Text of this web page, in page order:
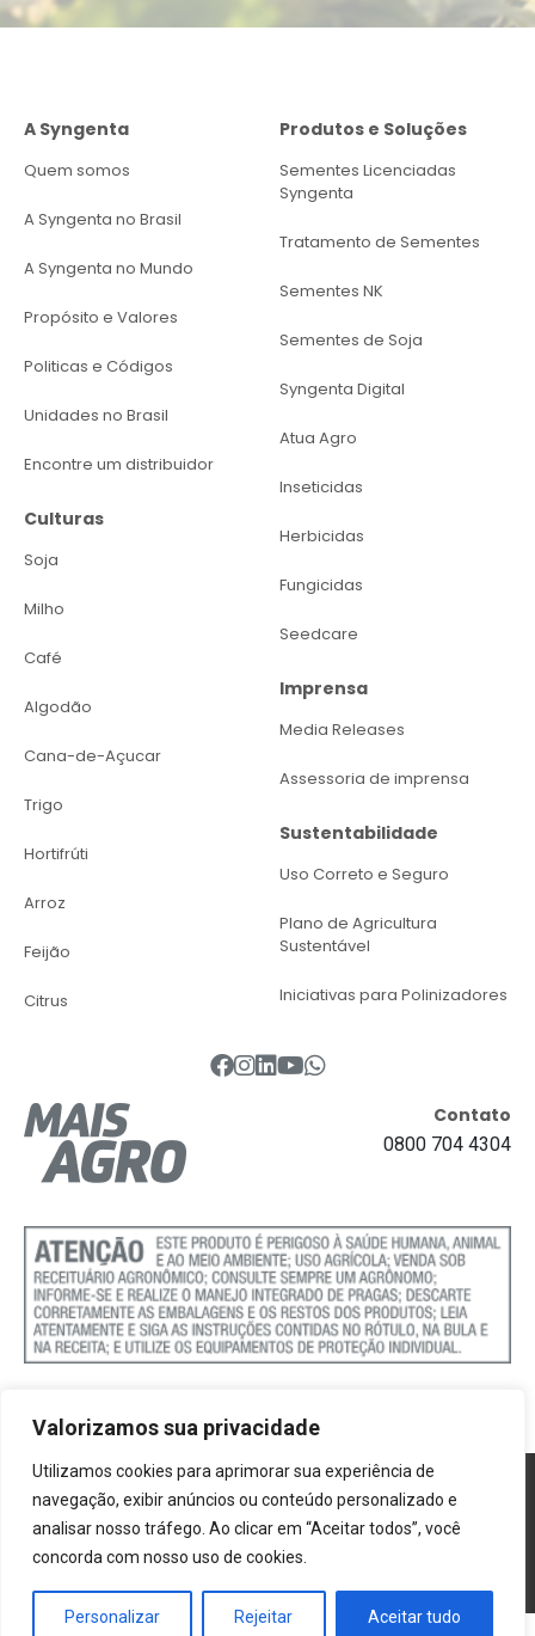
Valorizamos sua privacidade
Utilizamos cookies para aprimorar sua experiência de
navegação, exibir anúncios ou conteúdo personalizado e
analisar nosso tráfego. Ao clicar em “Aceitar todos”, você
concorda com nosso uso de cookies.
Personalizar Rejeitar Aceitar tudo
A Syngenta
Quem somos
A Syngenta no Brasil
A Syngenta no Mundo
Propósito e Valores
Politicas e Códigos
Unidades no Brasil
Encontre um distribuidor
Culturas
Soja
Milho
Café
Algodão
Cana-de-Açucar
Trigo
Hortifrúti
Arroz
Feijão
Citrus
Produtos e Soluções
Sementes Licenciadas
Syngenta
Tratamento de Sementes
Sementes NK
Sementes de Soja
Syngenta Digital
Atua Agro
Inseticidas
Herbicidas
Fungicidas
Seedcare
Imprensa
Media Releases
Assessoria de imprensa
Sustentabilidade
Uso Correto e Seguro
Plano de Agricultura
Sustentável
Iniciativas para Polinizadores
Contato
0800 704 4304
Política de Cookies
Termos e Condições